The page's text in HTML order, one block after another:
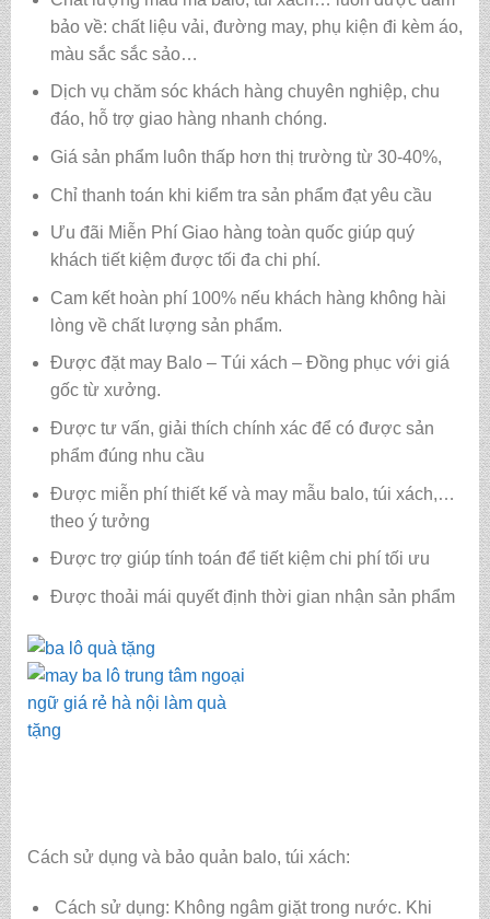
bảo về: chất liệu vải, đường may, phụ kiện đi kèm áo,
màu sắc sắc sảo…
Dịch vụ chăm sóc khách hàng chuyên nghiệp, chu
đáo, hỗ trợ giao hàng nhanh chóng.
Giá sản phẩm luôn thấp hơn thị trường từ 30-40%,
Chỉ thanh toán khi kiểm tra sản phẩm đạt yêu cầu
Ưu đãi Miễn Phí Giao hàng toàn quốc giúp quý
khách tiết kiệm được tối đa chi phí.
Cam kết hoàn phí 100% nếu khách hàng không hài
lòng về chất lượng sản phẩm.
Được đặt may Balo – Túi xách – Đồng phục với giá
gốc từ xưởng.
Được tư vấn, giải thích chính xác để có được sản
phẩm đúng nhu cầu
Được miễn phí thiết kế và may mẫu balo, túi xách,…
theo ý tưởng
Được trợ giúp tính toán để tiết kiệm chi phí tối ưu
Được thoải mái quyết định thời gian nhận sản phẩm
Cách sử dụng và bảo quản balo, túi xách:
Cách sử dụng: Không ngâm giặt trong nước. Khi